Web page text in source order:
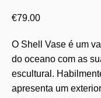
€79.00
O Shell Vase é um
do oceano com as
escultural.
apresenta um